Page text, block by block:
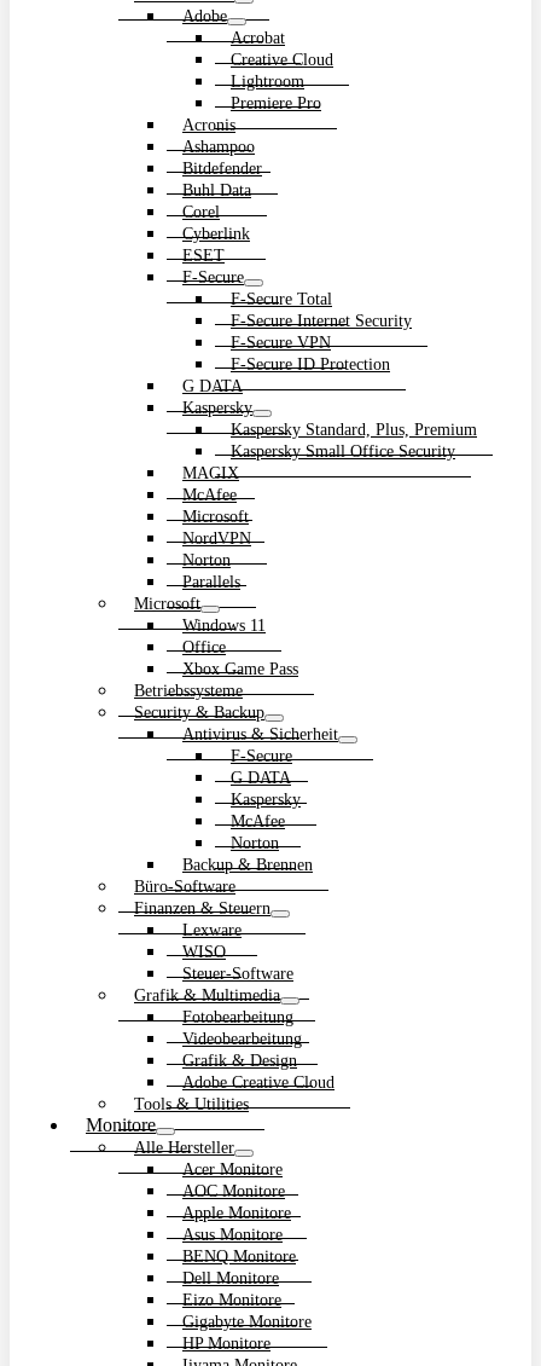
Adobe
Acrobat
Creative Cloud
Lightroom
Premiere Pro
Acronis
Ashampoo
Bitdefender
Buhl Data
Corel
Cyberlink
ESET
F-Secure
F-Secure Total
F-Secure Internet Security
F-Secure VPN
F-Secure ID Protection
G DATA
Kaspersky
Kaspersky Standard, Plus, Premium
Kaspersky Small Office Security
MAGIX
McAfee
Microsoft
NordVPN
Norton
Parallels
Microsoft
Windows 11
Office
Xbox Game Pass
Betriebssysteme
Security & Backup
Antivirus & Sicherheit
F-Secure
G DATA
Kaspersky
McAfee
Norton
Backup & Brennen
Büro-Software
Finanzen & Steuern
Lexware
WISO
Steuer-Software
Grafik & Multimedia
Fotobearbeitung
Videobearbeitung
Grafik & Design
Adobe Creative Cloud
Tools & Utilities
Monitore
Alle Hersteller
Acer Monitore
AOC Monitore
Apple Monitore
Asus Monitore
BENQ Monitore
Dell Monitore
Eizo Monitore
Gigabyte Monitore
HP Monitore